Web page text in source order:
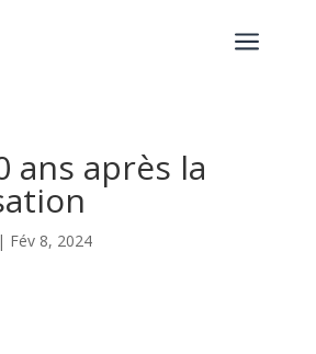
a
ans après la
Fév 8, 2024